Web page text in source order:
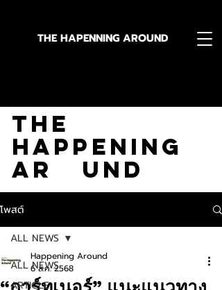
THE HAPENNING AROUND
The
Happening
Ar und
โพสต์
ALL NEWS
ARTICLE
ALL NEWS
Happening Around
6 ส.ค. 2568